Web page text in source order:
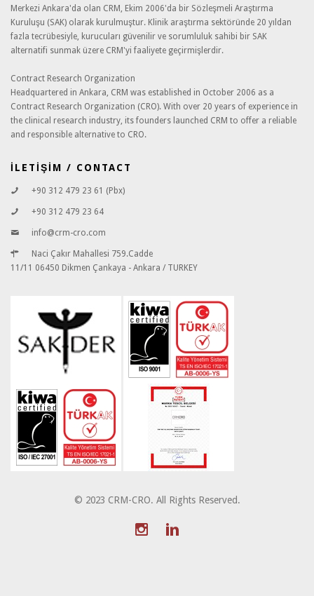
Merkezi Ankara'da olan CRM, Ekim 2006'da bir Sözleşmeli Araştırma
Kuruluşu (SAK) olarak kurulmuştur. Klinik araştırma sektöründe 20 yıldan
fazla tecrübesiyle, kurucuları güvenilir ve sorumluluk sahibi bir SAK
alternatifi sunmak üzere CRM'yi faaliyete geçirmişlerdir.
Contract Research Organization
Headquartered in Ankara, CRM was established in October 2006 as a
Contract Research Organization (CRO). With over 20 years of experience in
the clinical research industry, its founders launched CRM to offer a reliable
and responsible alternative to CRO.
İLETİŞİM / CONTACT
+90 312 479 23 61 (Pbx)
+90 312 479 23 64
info@crm-cro.com
Naci Çakır Mahallesi 759.Cadde
11/11 06450 Dikmen Çankaya - Ankara / TURKEY
© 2023 CRM-CRO. All Rights Reserved.